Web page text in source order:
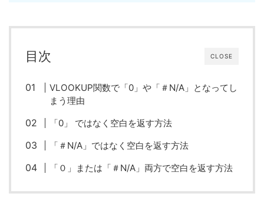
CLOSE
目次
VLOOKUP関数で「0」や「＃N/A」となってし
まう理由
「0」 ではなく空白を返す方法
「＃N/A」ではなく空白を返す方法
「０」または「＃N/A」両方で空白を返す方法